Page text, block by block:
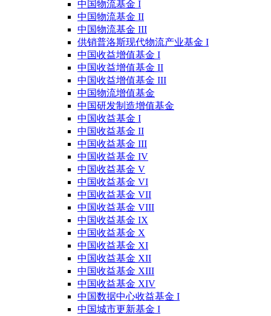
中国物流基金 I
中国物流基金 II
中国物流基金 III
供销普洛斯现代物流产业基金 I
中国收益增值基金 I
中国收益增值基金 II
中国收益增值基金 III
中国物流增值基金
中国研发制造增值基金
中国收益基金 I
中国收益基金 II
中国收益基金 III
中国收益基金 IV
中国收益基金 V
中国收益基金 VI
中国收益基金 VII
中国收益基金 VIII
中国收益基金 IX
中国收益基金 X
中国收益基金 XI
中国收益基金 XII
中国收益基金 XIII
中国收益基金 XIV
中国数据中心收益基金 I
中国城市更新基金 I